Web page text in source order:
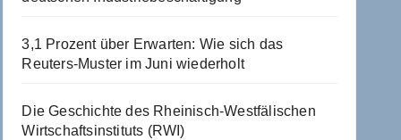
3,1 Prozent über Erwarten: Wie sich das
Reuters-Muster im Juni wiederholt
Die Geschichte des Rheinisch-Westfälischen
Wirtschaftsinstituts (RWI)